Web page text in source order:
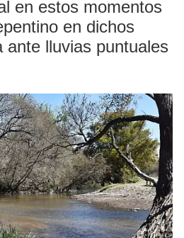
en estos momentos
en dichos
ante lluvias puntuales